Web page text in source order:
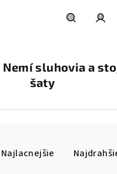
Nemí sluhovia a
šaty
Najlacnejšie